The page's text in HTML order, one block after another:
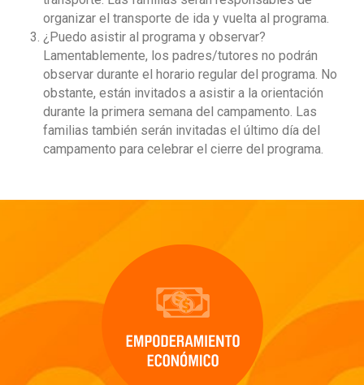
organizar el transporte de ida y vuelta al programa.
¿Puedo asistir al programa y observar?
Lamentablemente, los padres/tutores no podrán
observar durante el horario regular del programa. No
obstante, están invitados a asistir a la orientación
durante la primera semana del campamento. Las
familias también serán invitadas el último día del
campamento para celebrar el cierre del programa.